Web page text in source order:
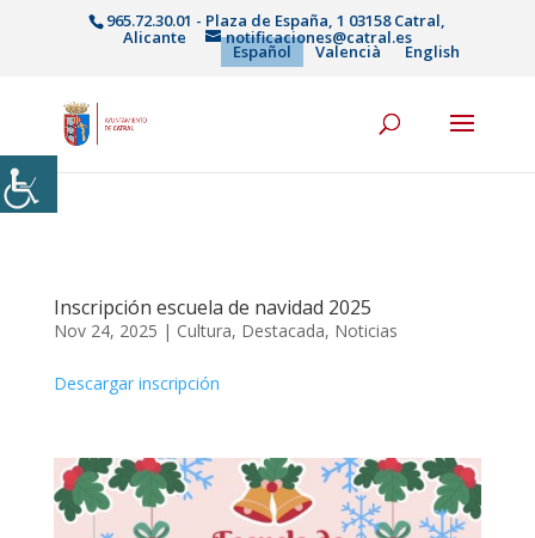
965.72.30.01 - Plaza de España, 1 03158 Catral,
Alicante notificaciones@catral.es
Español Valencià English
Inscripción escuela de navidad 2025
Nov 24, 2025 | Cultura, Destacada, Noticias
Descargar inscripción